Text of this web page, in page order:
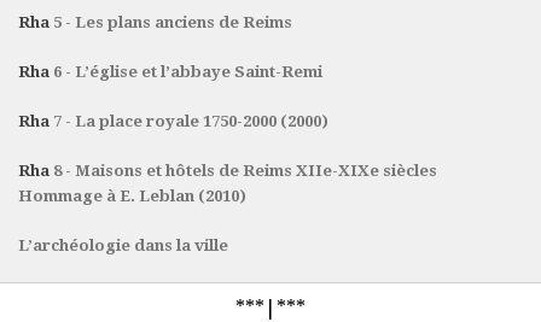
Rha 5 - Les plans anciens de Reims
Rha 6 - L’église et l’abbaye Saint-Remi
Rha 7 - La place royale 1750-2000 (2000)
Rha 8 - Maisons et hôtels de Reims XIIe-XIXe siècles
Hommage à E. Leblan (2010)
L’archéologie dans la ville
***|***